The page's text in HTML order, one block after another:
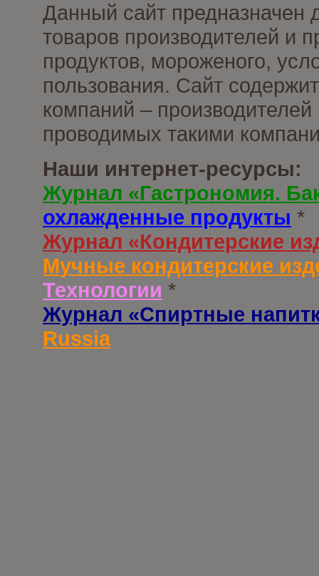
Данный сайт предназначен
товаров производителей и
продуктов, мороженого,
пользования. Сайт
компаний –
проводимых такими
Наши интернет-ресурсы:
Журнал «Гастрономия.
охлажденные продукты *
Журнал «Кондитерские
Мучные кондитерские
Технологии *
Журнал «Спиртные
Russia